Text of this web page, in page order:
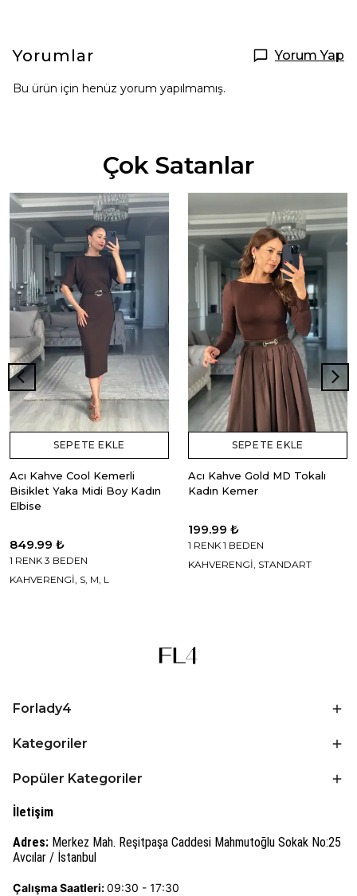
Yorumlar Yorum Yap
Bu ürün için henüz yorum yapılmamış.
Çok Satanlar
SEPETE EKLE
Acı Kahve Cool Kemerli
Bisiklet Yaka Midi Boy Kadın
Elbise
849.99 ₺
1 RENK 3 BEDEN
KAHVERENGİ, S, M, L
SEPETE EKLE
Acı Kahve Gold MD Tokalı
Kadın Kemer
199.99 ₺
1 RENK 1 BEDEN
KAHVERENGİ, STANDART
Forlady4
Kategoriler
Popüler Kategoriler
İletişim
Adres: Merkez Mah. Reşitpaşa Caddesi Mahmutoğlu Sokak No:25
Avcılar / İstanbul
Çalışma Saatleri:09:30 - 17:30